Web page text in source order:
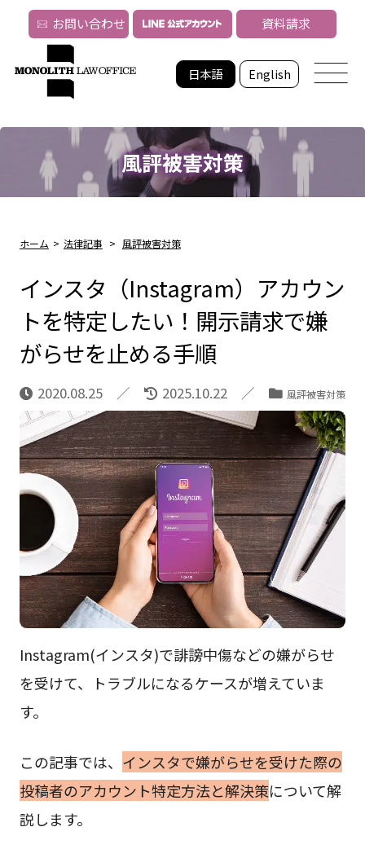
日本語 English
お問い合わせ 資料請求
風評被害対策
ホーム > 法律記事 > 風評被害対策
インスタ（Instagram）アカウン
トを特定したい！開示請求で嫌
がらせを止める手順
2020.08.25 2025.10.22 風評被害対策
Instagram(インスタ)で誹謗中傷などの嫌がらせ
を受けて、トラブルになるケースが増えていま
す。
この記事では、 インスタで嫌がらせを受けた際の
投稿者のアカウント特定方法と解決策について解
説します。